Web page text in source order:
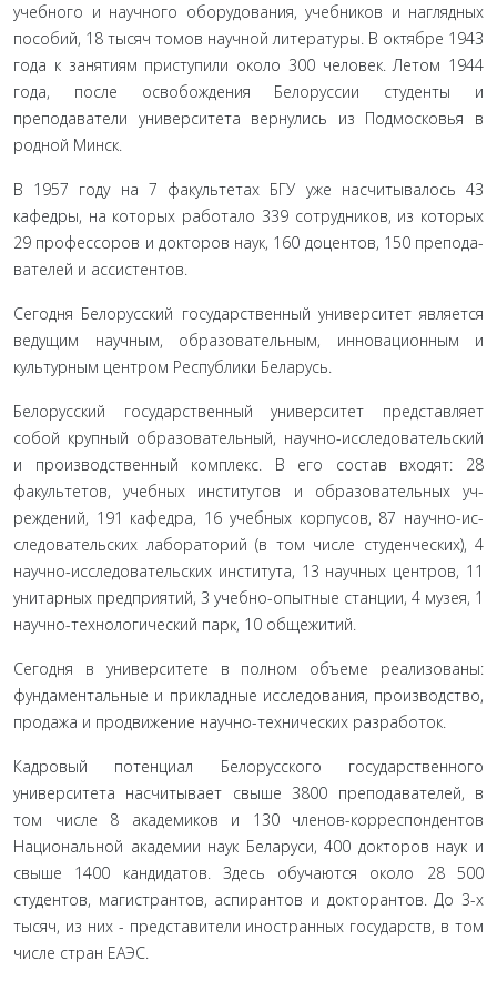
учебного и научного оборудования, учебников и наглядных
пособий, 18 тысяч томов научной литературы. В октябре 1943
года к занятиям приступили около 300 человек. Летом 1944
года, после освобождения Белоруссии студенты и
преподаватели университета вернулись из Подмосковья в
родной Минск.
В 1957 году на 7 факультетах БГУ уже насчитывалось 43
кафедры, на которых работало 339 сотрудников, из которых
29 профессоров и докторов наук, 160 доцентов, 150 препода­
вателей и ассистентов.
Сегодня Белорусский государственный университет яв­ляется
ведущим научным, образовательным, инновацион­ным и
культурным центром Республики Беларусь.
Белорусский государственный университет представ­ляет
собой крупный образовательный, научно-исследова­тельский
и производственный комплекс. В его состав входят: 28
факультетов, учебных институтов и образовательных уч­
реждений, 191 кафедра, 16 учебных корпусов, 87 научно-ис­
следовательских лабораторий (в том числе студенческих), 4
научно-исследовательских института, 13 научных центров, 11
унитарных предприятий, 3 учебно-опытные станции, 4 му­зея, 1
научно-технологический парк, 10 общежитий.
Сегодня в университете в полном объеме реализованы:
фундаментальные и прикладные исследования, производ­ство,
продажа и продвижение научно-технических разрабо­ток.
Кадровый потенциал Белорусского государственного
университета насчитывает свыше 3800 преподавателей, в
том числе 8 академиков и 130 членов-корреспондентов
Нацио­нальной академии наук Беларуси, 400 докторов наук и
свыше 1400 кандидатов. Здесь обучаются около 28 500
студентов, ма­гистрантов, аспирантов и докторантов. До 3-х
тысяч, из них - представители иностранных государств, в том
числе стран ЕАЭС.